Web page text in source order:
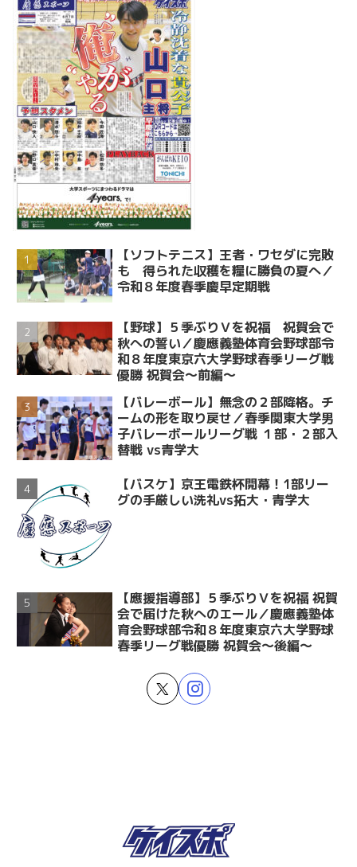
【ソフトテニス】王者・ワセダに完敗
も 得られた収穫を糧に勝負の夏へ／
令和８年度春季慶早定期戦
【野球】５季ぶりＶを祝福 祝賀会で
秋への誓い／慶應義塾体育会野球部令
和８年度東京六大学野球春季リーグ戦
優勝 祝賀会～前編～
【バレーボール】無念の２部降格。チ
ームの形を取り戻せ／春季関東大学男
子バレーボールリーグ戦 １部・２部入
替戦 vs青学大
【バスケ】京王電鉄杯開幕！1部リー
グの手厳しい洗礼vs拓大・青学大
【應援指導部】５季ぶりＶを祝福 祝賀
会で届けた秋へのエール／慶應義塾体
育会野球部令和８年度東京六大学野球
春季リーグ戦優勝 祝賀会～後編～